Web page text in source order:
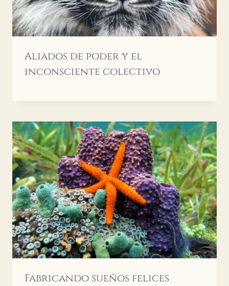
Aliados de poder y el
inconsciente colectivo
Fabricando sueños felices